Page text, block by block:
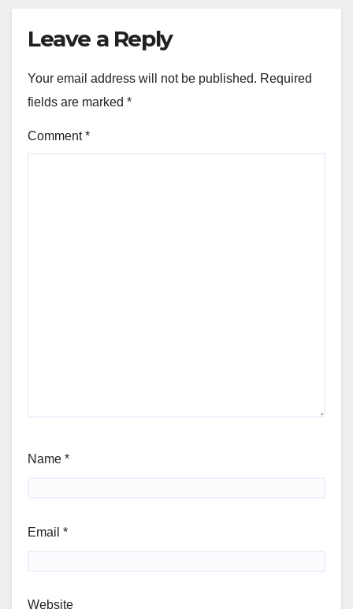
Leave a Reply
Your email address will not be published. Required
fields are marked *
Comment*
Name *
Email *
Website